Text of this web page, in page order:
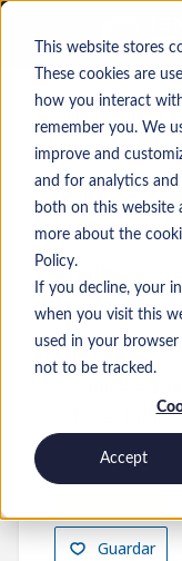
This website stores
These cookies are
how you interact
remember you. We
improve and
and for analytics
both on this website
more about the
Policy.
If you decline, your
when you visit this
used in your
not to be tracked.
Accept
Ref. :
Junior QA
Spain
Developer/
Junior
Guardar
Solicitar